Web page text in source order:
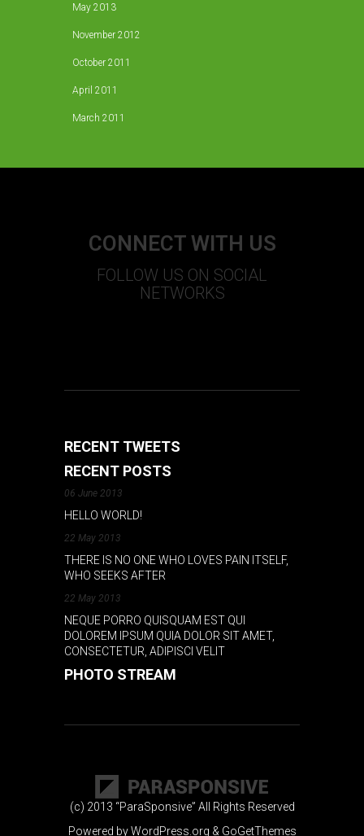
May 2013
November 2012
October 2011
April 2011
March 2011
CONNECT WITH US
FOLLOW US ON SOCIAL
NETWORKS
RECENT TWEETS
RECENT POSTS
06 June 2013
HELLO WORLD!
22 May 2013
THERE IS NO ONE WHO LOVES PAIN ITSELF,
WHO SEEKS AFTER
22 May 2013
NEQUE PORRO QUISQUAM EST QUI
DOLOREM IPSUM QUIA DOLOR SIT AMET,
CONSECTETUR, ADIPISCI VELIT
PHOTO STREAM
(c) 2013 “ParaSponsive” All Rights Reserved
Powered byWordPress.org & GoGetThemes